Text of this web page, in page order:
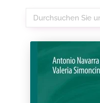
Durchsuchen
Sie